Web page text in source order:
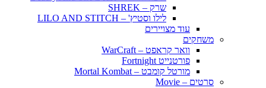
שרק – SHREK
לילו וסטיץ' – LILO AND STITCH
עוד מצויירים
משחקים
וואר קראפט – WarCraft
פורטנייט Fortnight
מורטל קומבט – Mortal Kombat
סרטים – Movie